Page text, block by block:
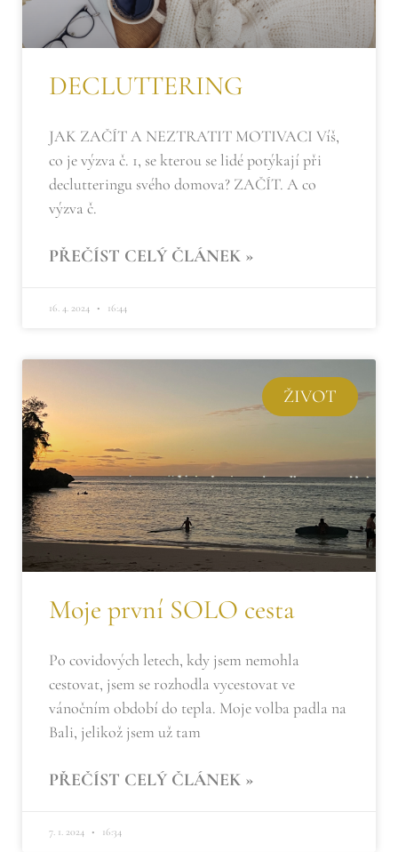
DECLUTTERING
JAK ZAČÍT A NEZTRATIT MOTIVACI Víš,
co je výzva č. 1, se kterou se lidé potýkají při
declutteringu svého domova? ZAČÍT. A co
výzva č.
PŘEČÍST CELÝ ČLÁNEK »
16. 4. 2024 16:44
ŽIVOT
Moje první SOLO cesta
Po covidových letech, kdy jsem nemohla
cestovat, jsem se rozhodla vycestovat ve
vánočním období do tepla. Moje volba padla na
Bali, jelikož jsem už tam
PŘEČÍST CELÝ ČLÁNEK »
7. 1. 2024 16:34